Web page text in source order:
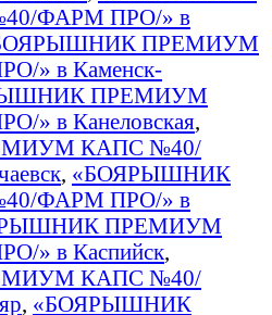
ФАРМ ПРО/» в
ПРЕМИУМ
» в Каменск-
ПРЕМИУМ
в Канеловская,
КАПС №40/
, «БОЯРЫШНИК
ФАРМ ПРО/» в
ПРЕМИУМ
» в Каспийск,
КАПС №40/
, «БОЯРЫШНИК